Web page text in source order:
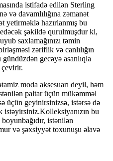
istifadə edilən Sterling
və davamlılığına zəmanət
hazırlanmış bu
şəkildə qurulmuşdur ki,
saxlamağınızı təmin
zəriflik və canlılığın
gündüzdən gecəyə asanlıqla
çevirir.
moda aksesuarı deyil, həm
paltar üçün mükəmməl
üçün geyinirsinizsə, istərsə də
bu
istənilən
və şəxsiyyət toxunuşu əlavə